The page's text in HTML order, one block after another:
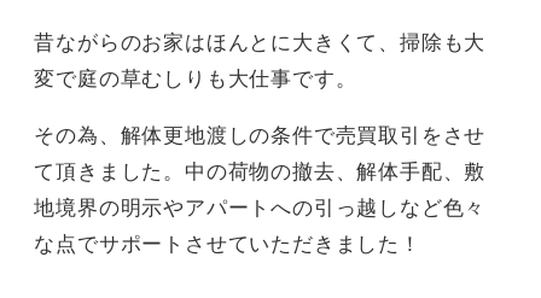
昔ながらのお家はほんとに大きくて、掃除も大
変で庭の草むしりも大仕事です。
その為、解体更地渡しの条件で売買取引をさせ
て頂きました。中の荷物の撤去、解体手配、敷
地境界の明示やアパートへの引っ越しなど色々
な点でサポートさせていただきました！